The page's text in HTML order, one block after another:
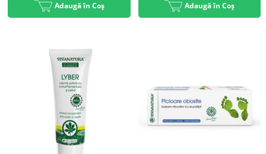
Adaugă în Coș Adaugă în Coș